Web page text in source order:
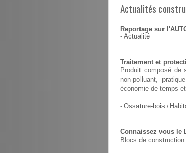
Actualités
Reportage sur
- Actualité
Traitement et
Produit composé de
non-polluant,
économie de temps
- Ossature-bois /
Connaissez vous le
Blocs de